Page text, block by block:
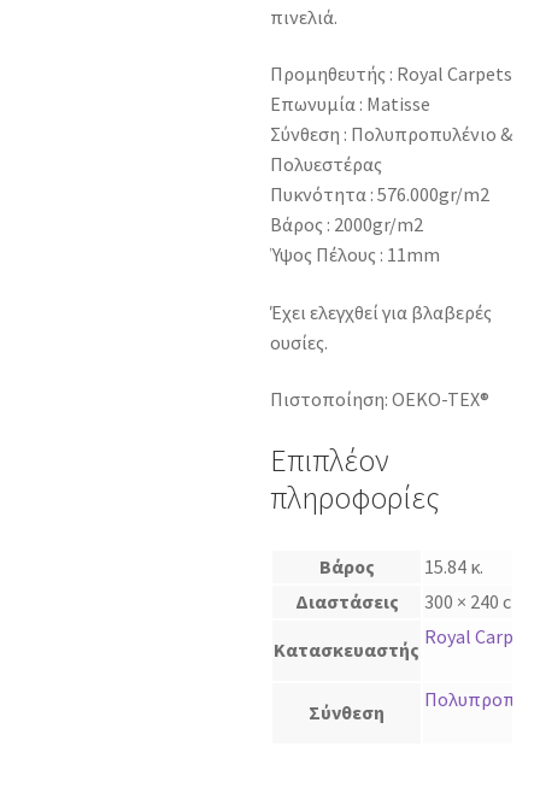
πινελιά.
Προμηθευτής : Royal Carpets
Επωνυμία : Matisse
Σύνθεση : Πολυπροπυλένιο &
Πολυεστέρας
Πυκνότητα : 576.000gr/m2
Βάρος : 2000gr/m2
Ύψος Πέλους : 11mm
Έχει ελεγχθεί για βλαβερές
ουσίες.
Πιστοποίηση: OEKO-TEX®
Επιπλέον
πληροφορίες
Βάρος
15.84 κ.
Διαστάσεις
300 × 240 cm
Κατασκευαστής
Royal Carpet
Σύνθεση